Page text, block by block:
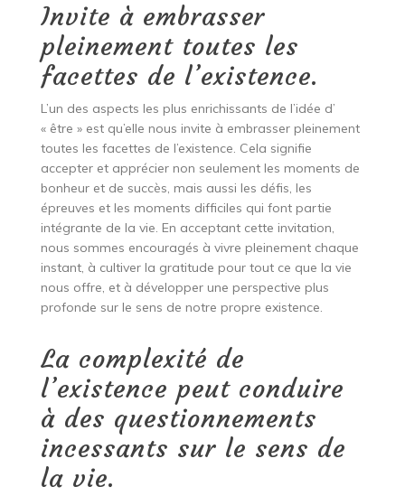
Invite à embrasser
pleinement toutes les
facettes de l’existence.
L’un des aspects les plus enrichissants de l’idée d’
« être » est qu’elle nous invite à embrasser pleinement
toutes les facettes de l’existence. Cela signifie
accepter et apprécier non seulement les moments de
bonheur et de succès, mais aussi les défis, les
épreuves et les moments difficiles qui font partie
intégrante de la vie. En acceptant cette invitation,
nous sommes encouragés à vivre pleinement chaque
instant, à cultiver la gratitude pour tout ce que la vie
nous offre, et à développer une perspective plus
profonde sur le sens de notre propre existence.
La complexité de
l’existence peut conduire
à des questionnements
incessants sur le sens de
la vie.